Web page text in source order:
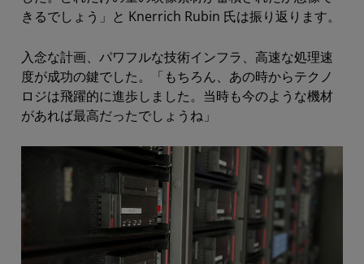
きるでしょう」と Knerrich Rubin 氏は振り返ります。
入念な計画、パワフルな技術インフラ、高速な処理速
度が成功の鍵でした。「もちろん、あの時からテクノ
ロジは飛躍的に進歩しました。当時も今のような機材
があれば最高だったでしょうね」